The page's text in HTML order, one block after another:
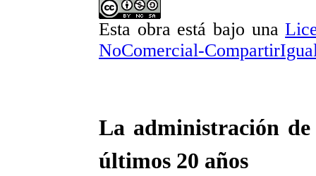
Esta obra está bajo una
NoComercial-
La administración
últimos 20 años